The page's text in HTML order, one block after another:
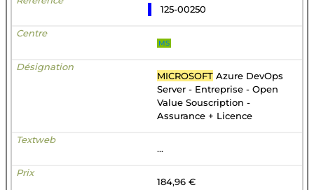
125-00250
MS
MICROSOFT Azure DevOps
Server - Entreprise - Open
Value Souscription -
Assurance + Licence
...
184,96 €